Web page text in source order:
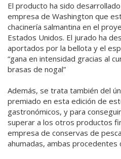
El producto ha sido
empresa de Washington que
chacinería salmantina en el
Estados Unidos. El jurado ha
aportados por la bellota y el
“gana en intensidad gracias al
brasas de nogal”
Además, se trata también del
premiado en esta edición de
gastronómicos, y para
superar a los otros productos
empresa de conservas de
ahumadas, ambas procedentes